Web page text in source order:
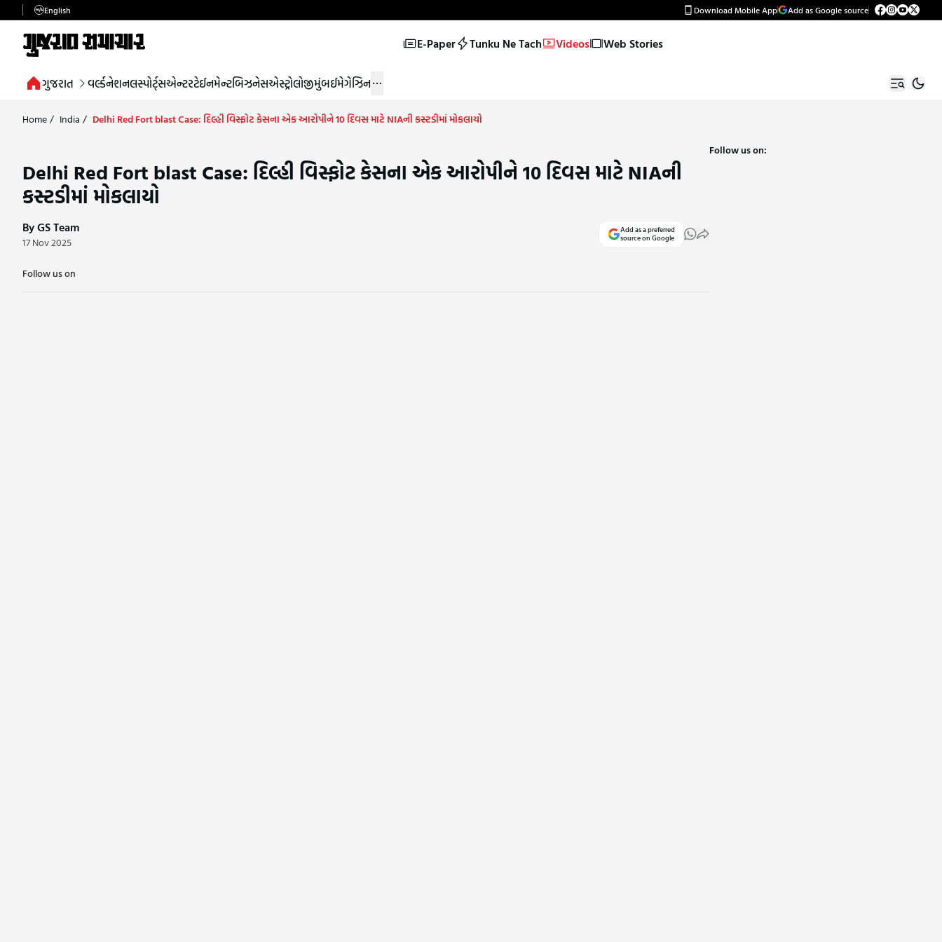
English Download Mobile App Add as Google source
E-Paper Tunku Ne Tach Videos Web Stories
ગુજરાત વર્લ્ડનેશનલસ્પોર્ટ્સએન્ટરટેઈનમેન્ટબિઝનેસએસ્ટ્રોલોજીમુંબઈમેગેઝિન
Home/ India / Delhi Red Fort blast Case: દિલ્હી વિસ્ફોટ કેસના એક આરોપીને 10 દિવસ માટે NIAની કસ્ટડીમાં મોકલાયો
Delhi Red Fort blast Case: દિલ્હી વિસ્ફોટ કેસના એક આરોપીને 10 દિવસ માટે NIAની
કસ્ટડીમાં મોકલાયો
By GS Team
17 Nov 2025
Add as a preferred
source on Google
Follow us on
Follow us on: